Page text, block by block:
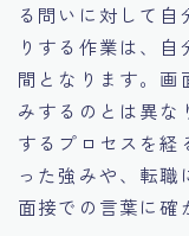
る問いに対して
りする作業は、
間となります。画
みするのとは異な
するプロセスを経
った強みや、転職
面接での言葉に確